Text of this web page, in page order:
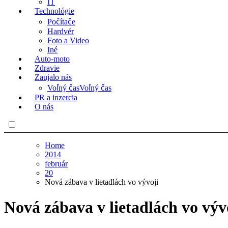
Technológie
Počítače
Hardvér
Foto a Video
Iné
Auto-moto
Zdravie
Zaujalo nás
Voľný časVoľný čas
PR a inzercia
O nás
Home
2014
február
20
Nová zábava v lietadlách vo vývoji
Nová zábava v lietadlách vo